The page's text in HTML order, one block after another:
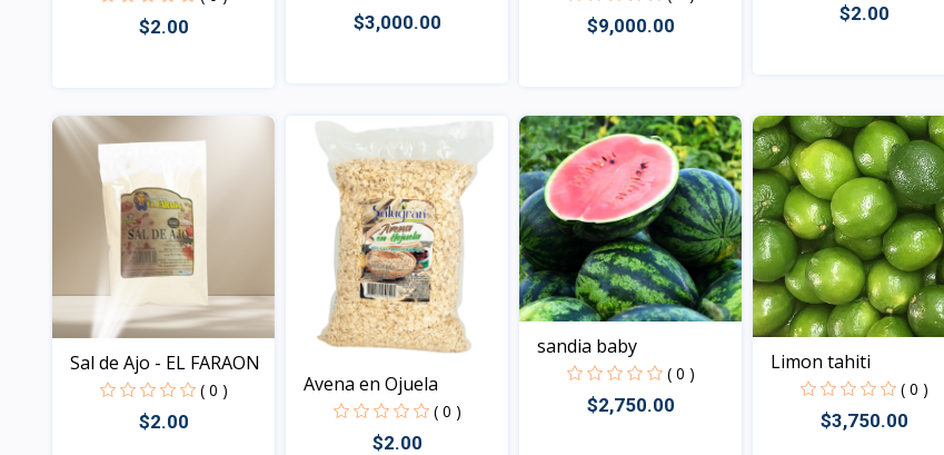
$2.00
Vista
$3,000.00 $9,000.00
Vista
$2.00
Sal de Ajo - EL FARAON
( 0 )
$2.00
Avena en Ojuela
( 0 )
$2.00
sandia baby
( 0 )
$2,750.00
Limon tahiti
( 0 )
$3,750.00